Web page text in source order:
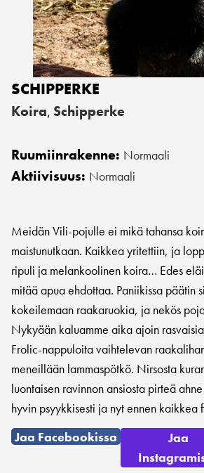
SCHIPPERKE
Koira, Schipperke
Ruumiinrakenne: Normaali
Aktiivisuus: Normaali
Meidän Vili-pojulle ei mikä tahansa
maistunutkaan. Kaikkea yritettiin, ja
ripuli ja melankoolinen koira… Edes
mitää apua ehdottaa. Paniikissa päätin
kokeilemaan raakaruokia, ja nekös
Nykyään kaluamme aika ajoin
Frolic-nappuloita vaihtelevan
meneillään lammaspötkö. Nirsosta
luontaisen ravinnon ansiosta pirteä
hyvin psyykkisesti ja nyt ennen kaikkea
Jaa Facebookissa
Jaa